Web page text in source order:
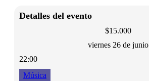
Detalles del evento
$15.000
viernes 26 de junio
22:00
Música